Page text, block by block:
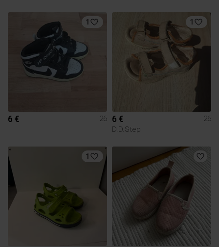
1
6 € 26
1
6 €
26
D.D.Step
1